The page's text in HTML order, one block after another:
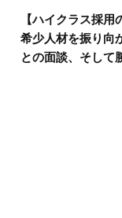
【ハイクラス採
希少人材を振り向
との面談、そして